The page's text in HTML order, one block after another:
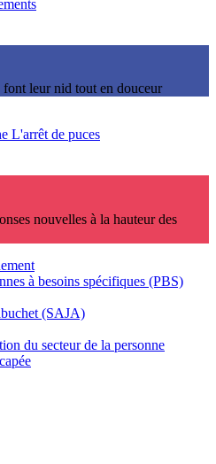
leur nid tout en douceur
L'arrêt de puces
nouvelles à la hauteur des
à besoins spécifiques (PBS)
(SAJA)
du secteur de la personne